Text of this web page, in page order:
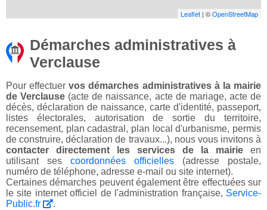
Leaflet | ©OpenStreetMap
Démarches administratives à
Verclause
Pour effectuervos démarches administratives à la mairie
de Verclause (acte de naissance, acte de mariage, acte de
décès, déclaration de naissance, carte d'identité, passeport,
listes électorales, autorisation de sortie du territoire,
recensement, plan cadastral, plan local d'urbanisme, permis
de construire, déclaration de travaux...), nous vous invitons à
contacter directement les services de la mairie en
utilisant ses coordonnées officielles (adresse postale,
numéro de téléphone, adresse e-mail ou site internet).
Certaines démarches peuvent également être effectuées sur
le site internet officiel de l'administration française, Service-
Public.fr
.